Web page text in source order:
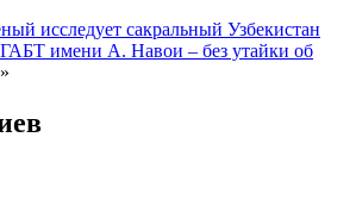
исследует сакральный Узбекистан
имени А. Навои – без утайки об
»